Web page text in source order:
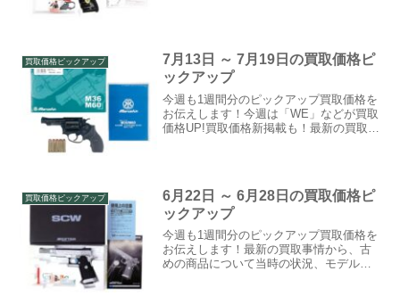
買取価格ピックアップ
7月13日 ～ 7月19日の買取価格ピ
ックアップ
今週も1週間分のピックアップ買取価格を
お伝えします！今週は「WE」などが買取
価格UP!買取価格新掲載も！最新の買取事
買取価格ピックアップ
6月22日 ～ 6月28日の買取価格ピ
ックアップ
今週も1週間分のピックアップ買取価格を
お伝えします！最新の買取事情から、古
めの商品について当時の状況、モデルア